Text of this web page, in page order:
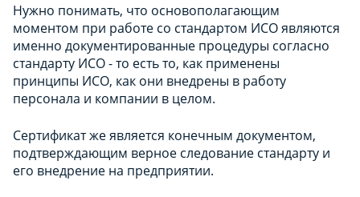
Нужно понимать, что основополагающим
моментом при работе со стандартом ИСО являются
именно документированные процедуры согласно
стандарту ИСО - то есть то, как применены
принципы ИСО, как они внедрены в работу
персонала и компании в целом.
Сертификат же является конечным документом,
подтверждающим верное следование стандарту и
его внедрение на предприятии.